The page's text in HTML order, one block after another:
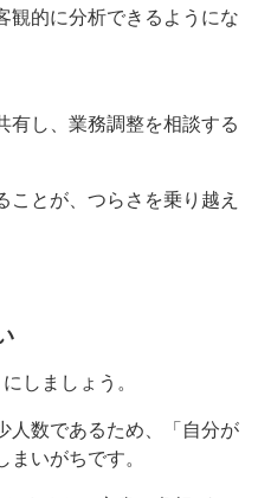
観的に分析できるようにな
有し、業務調整を相談する
とが、つらさを乗り越え
しましょう。
人数であるため、「自分が
いがちです。